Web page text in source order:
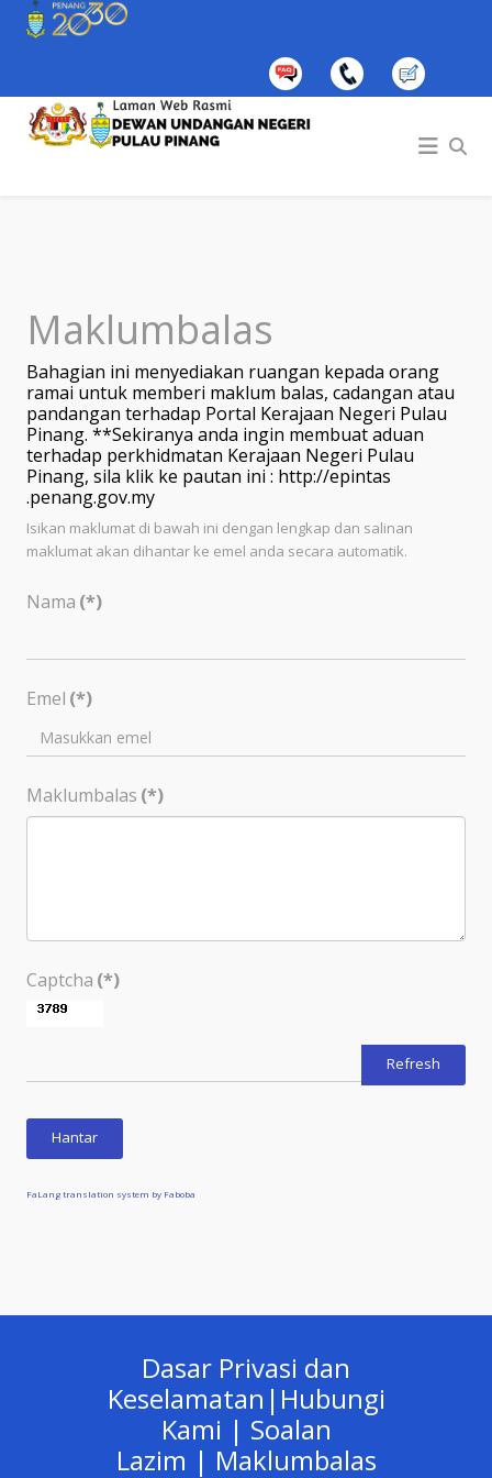
Maklumbalas
Bahagian ini menyediakan ruangan kepada orang
ramai untuk memberi maklum balas, cadangan atau
pandangan terhadap Portal Kerajaan Negeri Pulau
Pinang. **Sekiranya anda ingin membuat aduan
terhadap perkhidmatan Kerajaan Negeri Pulau
Pinang, sila klik ke pautan ini : http://epintas
.penang.gov.my
Isikan maklumat di bawah ini dengan lengkap dan salinan
maklumat akan dihantar ke emel anda secara automatik.
Nama (*)
Emel (*)
Maklumbalas (*)
Captcha (*)
Refresh
Hantar
FaLang translation system by Faboba
Dasar Privasi dan
Keselamatan | Hubungi
Kami | Soalan
Lazim | Maklumbalas